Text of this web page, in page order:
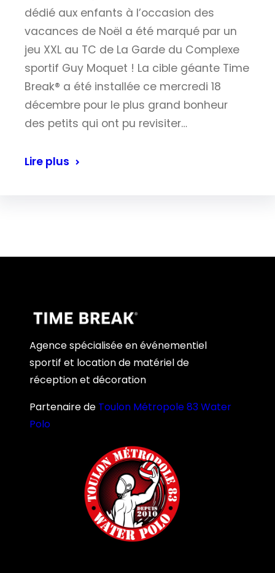
dédié aux enfants à l’occasion des
vacances de Noël a été marqué par un
jeu XXL au TC de La Garde du Complexe
sportif Guy Moquet ! La cible géante Time
Break® a été installée ce mercredi 18
décembre pour le plus grand bonheur
des petits qui ont pu revisiter…
Lire plus
Agence spécialisée en événementiel
sportif et location de matériel de
réception et décoration
Partenaire de Toulon Métropole 83 Water
Polo